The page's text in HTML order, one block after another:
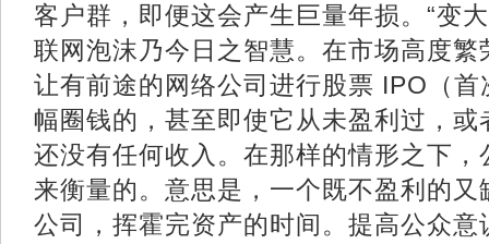
客户群，即便这会产生巨量年损。“变
联网泡沫乃今日之智慧。在市场高度
让有前途的网络公司进行股票 IPO（
幅圈钱的，甚至即使它从未盈利过，
还没有任何收入。在那样的情形之下
来衡量的。意思是，一个既不盈利的
公司，挥霍完资产的时间。提高公众